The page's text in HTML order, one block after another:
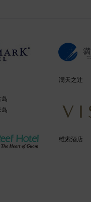
岛
岛
满天之辻
维索酒店